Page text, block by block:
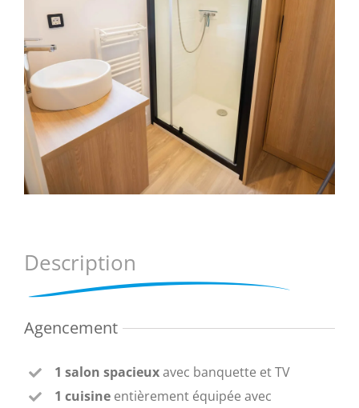
Description
Agencement
1 salon spacieuxavec banquette et TV
1 cuisine entièrement équipée avec